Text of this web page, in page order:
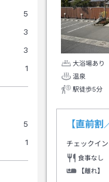
5
3
3
1
5
1
大浴場あり
温泉
駅徒歩5分
【直前
チェックイ
食事なし
【離れ